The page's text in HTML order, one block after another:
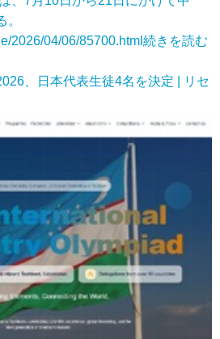
2026/04/06/85700.html 続きを読む
、日本代表生徒4名を決定 | リセ